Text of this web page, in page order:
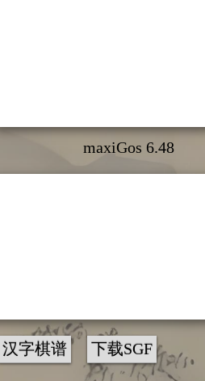
maxiGos 6.48
汉字棋谱 下载SGF